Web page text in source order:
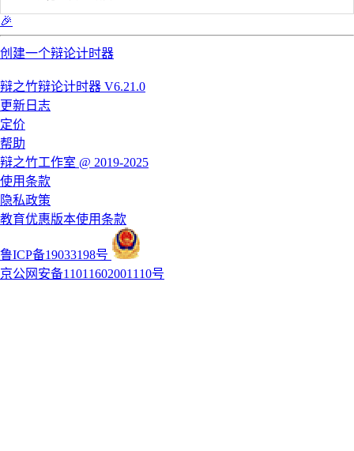
🎉
创建一个辩论计时器
辩之竹辩论计时器 V6.21.0
更新日志
定价
帮助
辩之竹工作室 @ 2019-2025
使用条款
隐私政策
教育优惠版本使用条款
鲁ICP备19033198号
京公网安备11011602001110号